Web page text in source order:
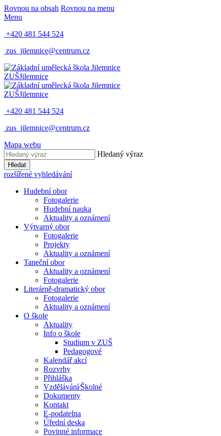
Rovnou na obsah Rovnou na menu
Menu
+420 481 544 524
zus_jilemnice@centrum.cz
ZUŠJilemnice
ZUŠJilemnice
+420 481 544 524
zus_jilemnice@centrum.cz
Mapa webu
Hledaný výraz
Hledat
rozšířené vyhledávání
Hudební obor
Fotogalerie
Hudební nauka
Aktuality a oznámení
Výtvarný obor
Fotogalerie
Projekty
Aktuality a oznámení
Taneční obor
Aktuality a oznámení
Fotogalerie
Literárně-dramatický obor
Fotogalerie
Aktuality a oznámení
O škole
Aktuality
Info o škole
Studium v ZUŠ
Pedagogové
Kalendář akcí
Rozvrhy
Přihláška
Vzdělávání⁄Školné
Dokumenty
Kontakt
E-podatelna
Úřední deska
Povinné informace